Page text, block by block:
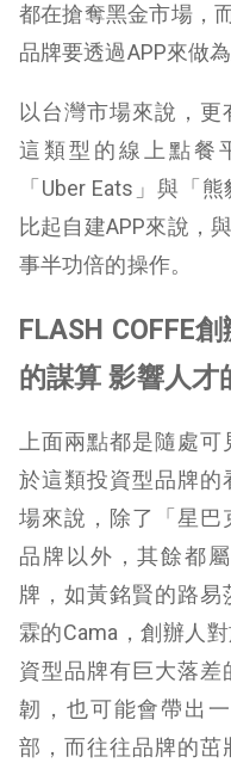
都在搶奪黑金市場，
品牌要透過APP來做
以台灣市場來說，更
這類型的線上點餐
「Uber Eats」與「
比起自建APP來說，
事半功倍的操作。
FLASH COFFE
的謀算 影響人才
上面兩點都是隨處
於這類投資型品牌的
場來說，除了「星巴
品牌以外，其餘都
牌，如黃銘賢的路易
霖的Cama，創辦人
資型品牌有巨大落差
韌，也可能會帶出
部，而往往品牌的茁